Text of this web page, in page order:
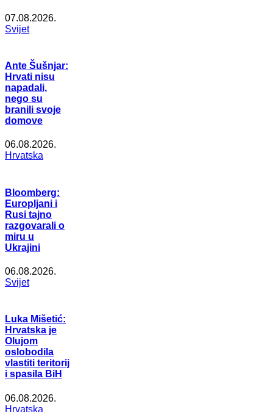
07.08.2026.
Svijet
Ante Šušnjar:
Hrvati nisu
napadali,
nego su
branili svoje
domove
06.08.2026.
Hrvatska
Bloomberg:
Europljani i
Rusi tajno
razgovarali o
miru u
Ukrajini
06.08.2026.
Svijet
Luka Mišetić:
Hrvatska je
Olujom
oslobodila
vlastiti teritorij
i spasila BiH
06.08.2026.
Hrvatska